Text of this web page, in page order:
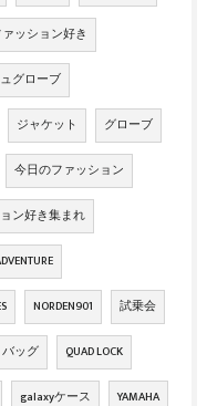
ッション好き
グローブ
ジャケット グローブ
今日のファッション
ン好き集まれ
NORDEN901 試乗会
バッグ QUAD LOCK
galaxyケース YAMAHA